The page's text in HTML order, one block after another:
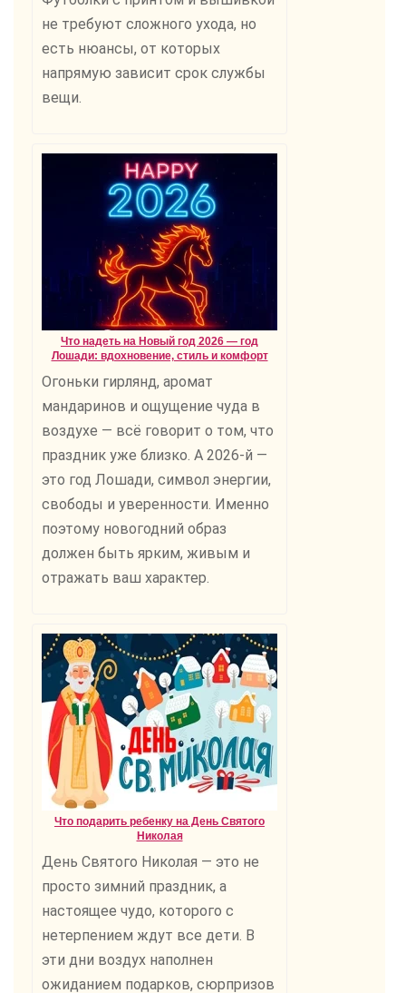
не требуют сложного ухода, но
есть нюансы, от которых
напрямую зависит срок службы
вещи.
Что надеть на Новый год 2026 — год
Лошади: вдохновение, стиль и комфорт
Огоньки гирлянд, аромат
мандаринов и ощущение чуда в
воздухе — всё говорит о том, что
праздник уже близко. А 2026-й —
это год Лошади, символ энергии,
свободы и уверенности. Именно
поэтому новогодний образ
должен быть ярким, живым и
отражать ваш характер.
Что подарить ребенку на День Святого
Николая
День Святого Николая — это не
просто зимний праздник, а
настоящее чудо, которого с
нетерпением ждут все дети. В
эти дни воздух наполнен
ожиданием подарков, сюрпризов